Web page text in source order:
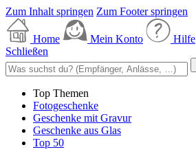
Zum Inhalt springen Zum Footer springen
Home Mein Konto Hilfe
Schließen
Top Themen
Fotogeschenke
Geschenke mit Gravur
Geschenke aus Glas
Top 50